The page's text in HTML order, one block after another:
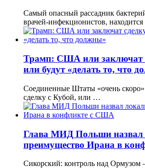
Самый опасный рассадник
врачей-инфекционистов,
Трамп: США или заключат
или будут «делать то, что
Соединенные Штаты «очень
сделку с Кубой, или …
Глава МИД Польши назвал
преимущество Ирана в
Сикорский: контроль над Ормузом